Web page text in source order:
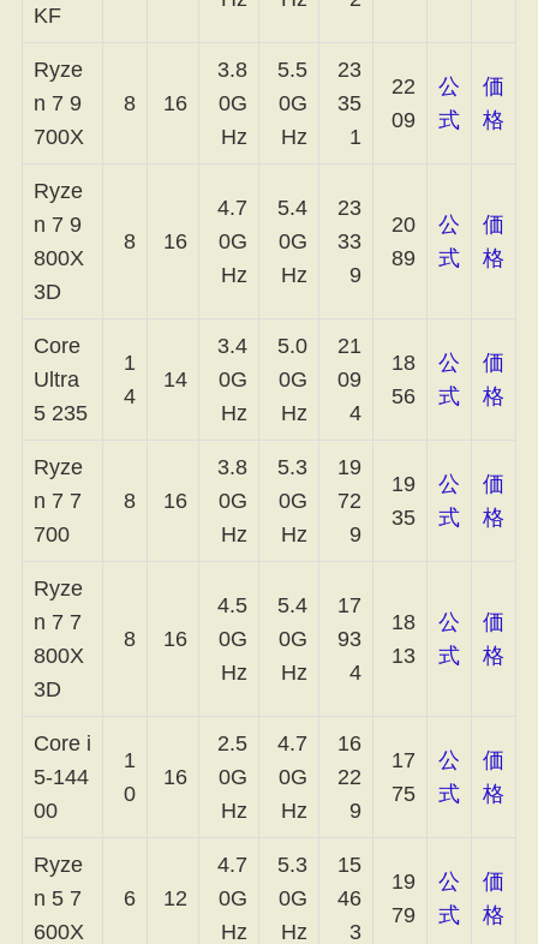
KF
Ryze
n 7 9
700X
8 16
3.8
0G
Hz
5.5
0G
Hz
23
35
1
22
09
公
式
価
格
Ryze
n 7 9
800X
3D
8 16
4.7
0G
Hz
5.4
0G
Hz
23
33
9
20
89
公
式
価
格
Core
Ultra
5 235
1
4
14
3.4
0G
Hz
5.0
0G
Hz
21
09
4
18
56
公
式
価
格
Ryze
n 7 7
700
8 16
3.8
0G
Hz
5.3
0G
Hz
19
72
9
19
35
公
式
価
格
Ryze
n 7 7
800X
3D
8 16
4.5
0G
Hz
5.4
0G
Hz
17
93
4
18
13
公
式
価
格
Core i
5-144
00
1
0
16
2.5
0G
Hz
4.7
0G
Hz
16
22
9
17
75
公
式
価
格
Ryze
n 5 7
600X
6 12
4.7
0G
Hz
5.3
0G
Hz
15
46
3
19
79
公
式
価
格